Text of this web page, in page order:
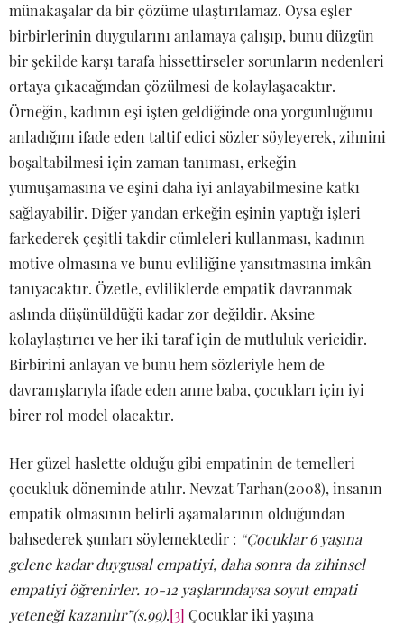
münakaşalar da bir çözüme ulaştırılamaz. Oysa eşler
birbirlerinin duygularını anlamaya çalışıp, bunu düzgün
bir şekilde karşı tarafa hissettirseler sorunların nedenleri
ortaya çıkacağından çözülmesi de kolaylaşacaktır.
Örneğin, kadının eşi işten geldiğinde ona yorgunluğunu
anladığını ifade eden taltif edici sözler söyleyerek, zihnini
boşaltabilmesi için zaman tanıması, erkeğin
yumuşamasına ve eşini daha iyi anlayabilmesine katkı
sağlayabilir. Diğer yandan erkeğin eşinin yaptığı işleri
farkederek çeşitli takdir cümleleri kullanması, kadının
motive olmasına ve bunu evliliğine yansıtmasına imkân
tanıyacaktır. Özetle, evliliklerde empatik davranmak
aslında düşünüldüğü kadar zor değildir. Aksine
kolaylaştırıcı ve her iki taraf için de mutluluk vericidir.
Birbirini anlayan ve bunu hem sözleriyle hem de
davranışlarıyla ifade eden anne baba, çocukları için iyi
birer rol model olacaktır.
Her güzel haslette olduğu gibi empatinin de temelleri
çocukluk döneminde atılır. Nevzat Tarhan(2008), insanın
empatik olmasının belirli aşamalarının olduğundan
bahsederek şunları söylemektedir : “Çocuklar 6 yaşına
gelene kadar duygusal empatiyi, daha sonra da zihinsel
empatiyi öğrenirler. 10-12 yaşlarındaysa soyut empati
yeteneği kazanılır”(s.99).[3] Çocuklar iki yaşına